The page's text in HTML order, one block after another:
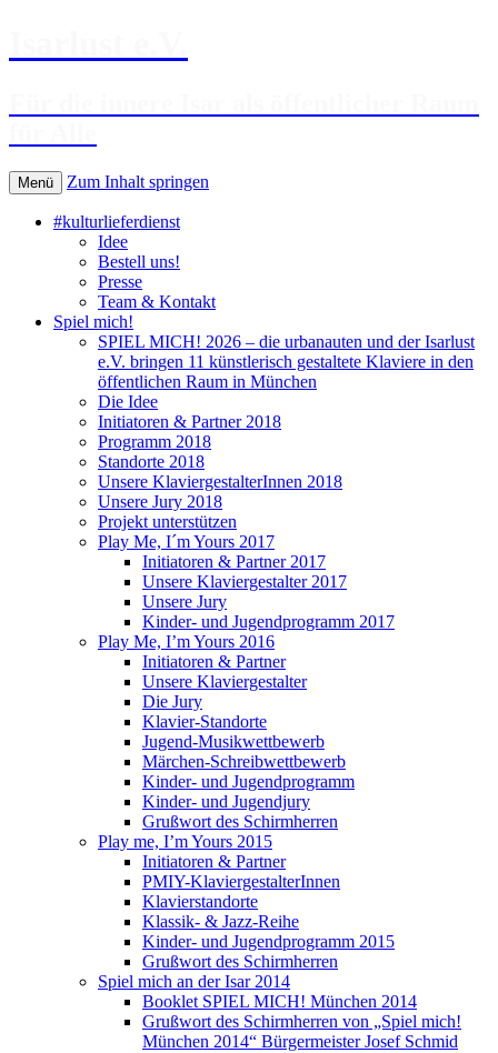
Menü Zum Inhalt springen
#kulturlieferdienst
Idee
Bestell uns!
Presse
Team & Kontakt
Spiel mich!
SPIEL MICH! 2026 – die urbanauten und der Isarlust
e.V. bringen 11 künstlerisch gestaltete Klaviere in den
öffentlichen Raum in München
Die Idee
Initiatoren & Partner 2018
Programm 2018
Standorte 2018
Unsere KlaviergestalterInnen 2018
Unsere Jury 2018
Projekt unterstützen
Play Me, I´m Yours 2017
Initiatoren & Partner 2017
Unsere Klaviergestalter 2017
Unsere Jury
Kinder- und Jugendprogramm 2017
Play Me, I’m Yours 2016
Initiatoren & Partner
Unsere Klaviergestalter
Die Jury
Klavier-Standorte
Jugend-Musikwettbewerb
Märchen-Schreibwettbewerb
Kinder- und Jugendprogramm
Kinder- und Jugendjury
Grußwort des Schirmherren
Play me, I’m Yours 2015
Initiatoren & Partner
PMIY-KlaviergestalterInnen
Klavierstandorte
Klassik- & Jazz-Reihe
Kinder- und Jugendprogramm 2015
Grußwort des Schirmherren
Spiel mich an der Isar 2014
Booklet SPIEL MICH! München 2014
Grußwort des Schirmherren von „Spiel mich!
München 2014“ Bürgermeister Josef Schmid